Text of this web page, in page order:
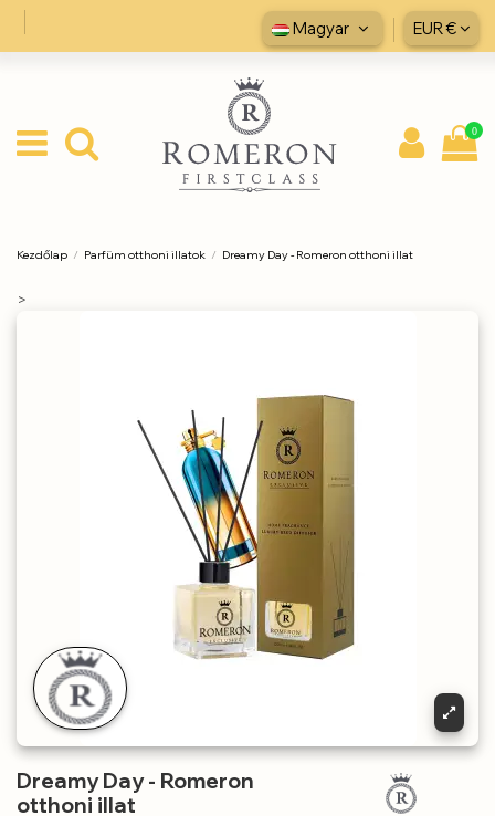
Magyar EUR €
0
Kezdőlap Parfüm otthoni illatok Dreamy Day - Romeron otthoni illat
>
Dreamy Day - Romeron
otthoni illat